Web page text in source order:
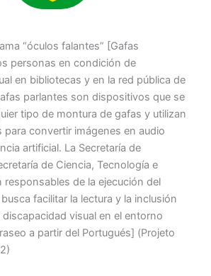
“óculos falantes” [Gafas
personas en condición de
en bibliotecas y en la red pública de
parlantes son dispositivos que se
tipo de montura de gafas y utilizan
convertir imágenes en audio
artificial. La Secretaría de
de Ciencia, Tecnología e
responsables de la ejecución del
facilitar la lectura y la inclusión
visual en el entorno
a partir del Portugués] (Projeto